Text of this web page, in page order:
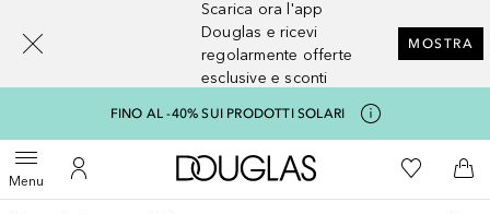
Scarica ora l'app
Douglas e ricevi
regolarmente offerte
esclusive e sconti
MOSTRA
FINO AL -40% SUI PRODOTTI SOLARI
MenuApri menuAl Mio Account
A Douglas HomeAlla Mia
Al
Torna indietro
Esegui ricerca
[navigation.slideout.screenreader]